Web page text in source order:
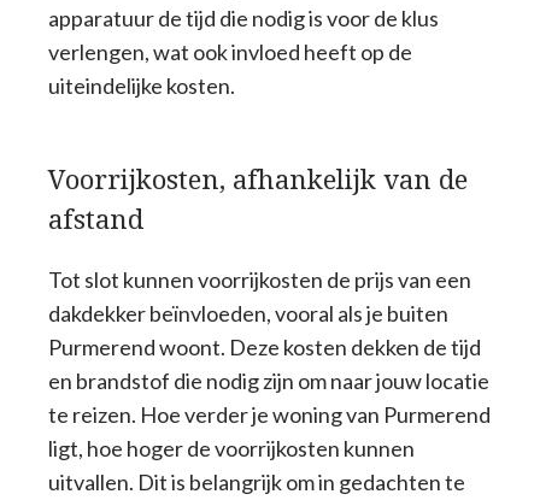
apparatuur de tijd die nodig is voor de klus
verlengen, wat ook invloed heeft op de
uiteindelijke kosten.
Voorrijkosten, afhankelijk van de
afstand
Tot slot kunnen voorrijkosten de prijs van een
dakdekker beïnvloeden, vooral als je buiten
Purmerend woont. Deze kosten dekken de tijd
en brandstof die nodig zijn om naar jouw locatie
te reizen. Hoe verder je woning van Purmerend
ligt, hoe hoger de voorrijkosten kunnen
uitvallen. Dit is belangrijk om in gedachten te